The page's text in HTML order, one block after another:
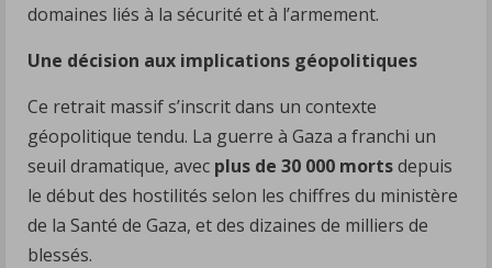
domaines liés à la sécurité et à l’armement.
Une décision aux implications géopolitiques
Ce retrait massif s’inscrit dans un contexte
géopolitique tendu. La guerre à Gaza a franchi un
seuil dramatique, avec plus de 30 000 mortsdepuis
le début des hostilités selon les chiffres du ministère
de la Santé de Gaza, et des dizaines de milliers de
blessés.